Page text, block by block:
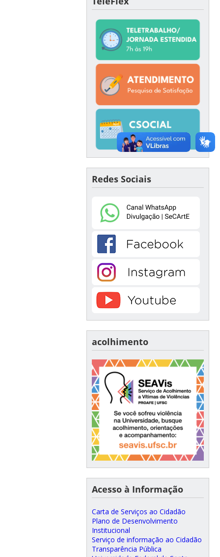
Redes Sociais
acolhimento
Acesso à Informação
Carta de Serviços ao Cidadão
Plano de Desenvolvimento
Institucional
Serviço de informação ao Cidadão
Transparência Pública